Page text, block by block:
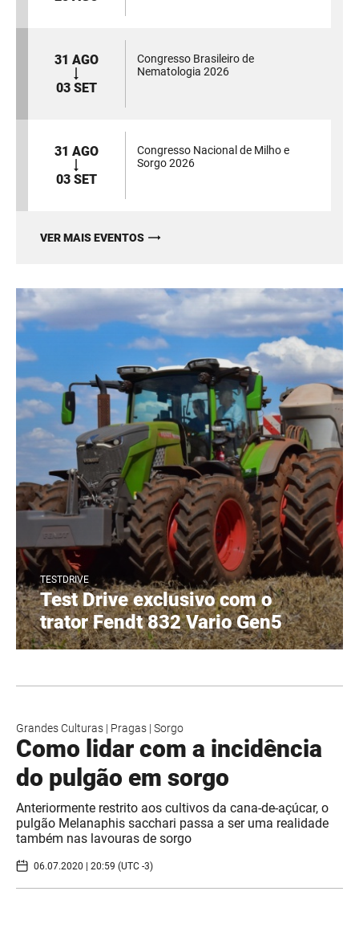
31 AGO
03 SET
Congresso Brasileiro de
Nematologia 2026
31 AGO
03 SET
Congresso Nacional de Milho e
Sorgo 2026
VER MAIS EVENTOS
TESTDRIVE
Test Drive exclusivo com o
trator Fendt 832 Vario Gen5
Grandes Culturas | Pragas | Sorgo
Como lidar com a incidência
do pulgão em sorgo
Anteriormente restrito aos cultivos da cana-de-açúcar, o
pulgão Melanaphis sacchari passa a ser uma realidade
também nas lavouras de sorgo
06.07.2020 | 20:59 (UTC -3)